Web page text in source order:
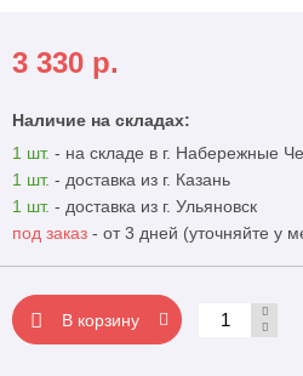
3 330 р.
Наличие на складах:
1 шт. - на складе в г. Набережные
1 шт. - доставка из г. Казань
1 шт. - доставка из г. Ульяновск
под заказ - от 3 дней (уточняйте у
В корзину